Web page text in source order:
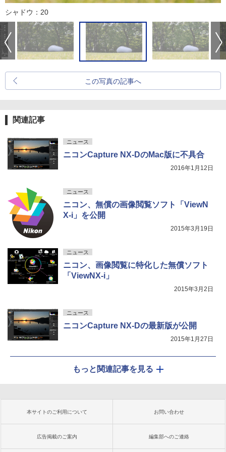
シャドウ：20
この写真の記事へ
関連記事
ニュース
ニコンCapture NX-DのMac版に不具合
2016年1月12日
ニュース
ニコン、無償の画像閲覧ソフト「ViewN
X-i」を公開
2015年3月19日
ニュース
ニコン、画像閲覧に特化した無償ソフト
「ViewNX-i」
2015年3月2日
ニュース
ニコンCapture NX-Dの最新版が公開
2015年1月27日
もっと関連記事を見る
本サイトのご利用について お問い合わせ
広告掲載のご案内 編集部へのご連絡